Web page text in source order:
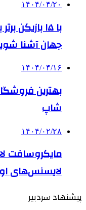
۱۴۰۴/۰۴/۲۰
جهان آشنا
۱۴۰۴/۰۴/۱۶
بهترین
شاپ
۱۴۰۴/۰۲/۲۸
مایکروسافت
لایسنس‌های
پیشنهاد سردبیر